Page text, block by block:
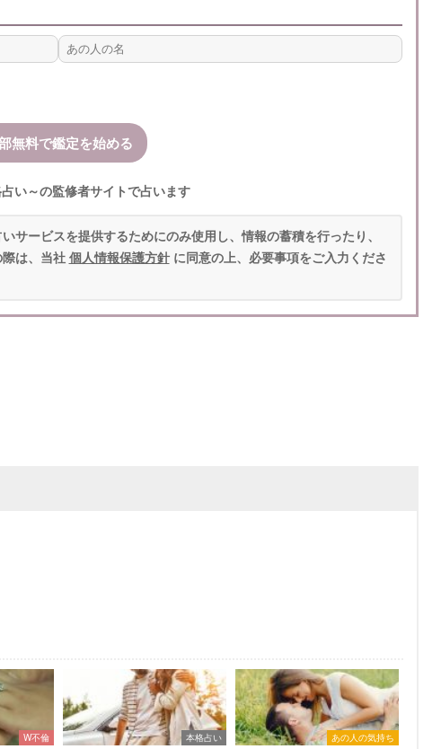
い～の監修者サイトで占います
サービスを提供するためにのみ使用し、情報の蓄積を行ったり、
は、当社 個人情報保護方針に同意の上、必要事項をご入力くださ
W不倫 本格占い あの人の気持ち